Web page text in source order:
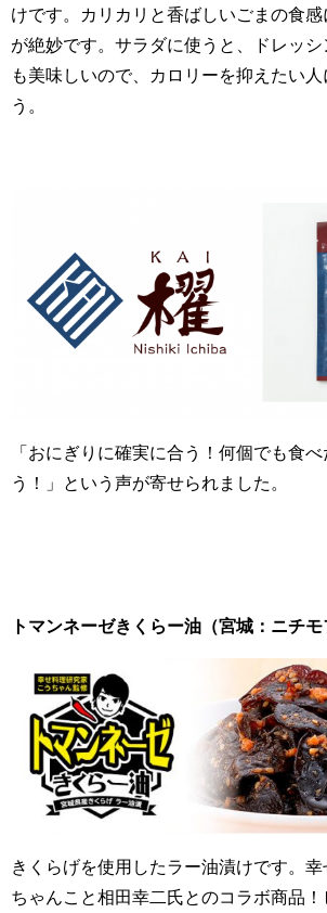
けです。 カリカリと香ばしいごまの食
が絶妙です。サラダに使うと、ドレッ
も美味しいので、 カロリーを抑えたい
う。
「おにぎりに確実に合う！何個でも食
う！」という声が寄せられました。
トマンネーゼきくらー油（宮城：ニチモ
きくらげを使用したラー油漬けです。 幸
ちゃんこと相田幸二氏とのコラボ商品！